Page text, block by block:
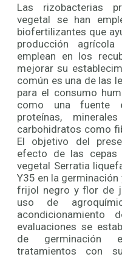
Las rizobacterias
vegetal se han
biofertilizantes que
producción
emplean en los
mejorar su
común es una de las
para el consumo
como una fuente
proteínas,
carbohidratos como
El objetivo del
efecto de las cepas
vegetal Serratia
Y35 en la
frijol negro y flor de
uso de
evaluaciones se
de germinación
tratamientos con